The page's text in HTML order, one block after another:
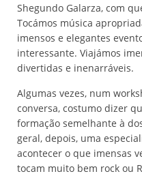
Shegundo Galarza, com
Tocámos música
imensos e elegantes
interessante. Viajámos
divertidas e inenarráveis.
Algumas vezes, num
conversa, costumo dizer
formação semelhante à
geral, depois, uma
acontecer o que imensas
tocam muito bem rock ou